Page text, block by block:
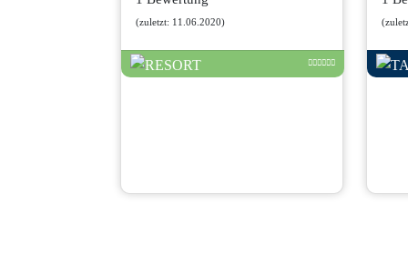
(zuletzt: 11.06.2020)